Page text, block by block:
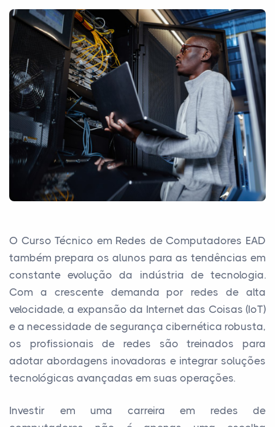
O Curso Técnico em Redes de Computadores EAD
também prepara os alunos para as tendências em
constante evolução da indústria de tecnologia.
Com a crescente demanda por redes de alta
velocidade, a expansão da Internet das Coisas (IoT)
e a necessidade de segurança cibernética robusta,
os profissionais de redes são treinados para
adotar abordagens inovadoras e integrar soluções
tecnológicas avançadas em suas operações.
Investir em uma carreira em redes de